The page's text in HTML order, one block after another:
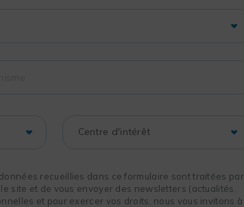
recueillies dans ce formulaire sont traitées par
site et de vous envoyer des newsletters (actualités,
et pour exercer vos droits, nous vous invitons à